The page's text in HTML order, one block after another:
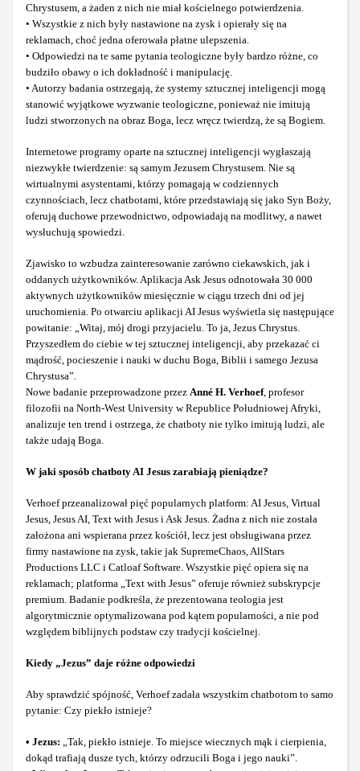
Chrystusem, a żaden z nich nie miał kościelnego potwierdzenia.
• Wszystkie z nich były nastawione na zysk i opierały się na
reklamach, choć jedna oferowała płatne ulepszenia.
• Odpowiedzi na te same pytania teologiczne były bardzo różne, co
budziło obawy o ich dokładność i manipulację.
• Autorzy badania ostrzegają, że systemy sztucznej inteligencji mogą
stanowić wyjątkowe wyzwanie teologiczne, ponieważ nie imitują
ludzi stworzonych na obraz Boga, lecz wręcz twierdzą, że są Bogiem.
Internetowe programy oparte na sztucznej inteligencji wygłaszają
niezwykłe twierdzenie: są samym Jezusem Chrystusem. Nie są
wirtualnymi asystentami, którzy pomagają w codziennych
czynnościach, lecz chatbotami, które przedstawiają się jako Syn Boży,
oferują duchowe przewodnictwo, odpowiadają na modlitwy, a nawet
wysłuchują spowiedzi.
Zjawisko to wzbudza zainteresowanie zarówno ciekawskich, jak i
oddanych użytkowników. Aplikacja Ask Jesus odnotowała 30 000
aktywnych użytkowników miesięcznie w ciągu trzech dni od jej
uruchomienia. Po otwarciu aplikacji AI Jesus wyświetla się następujące
powitanie: „Witaj, mój drogi przyjacielu. To ja, Jezus Chrystus.
Przyszedłem do ciebie w tej sztucznej inteligencji, aby przekazać ci
mądrość, pocieszenie i nauki w duchu Boga, Biblii i samego Jezusa
Chrystusa”.
Nowe badanie przeprowadzone przez Anné H. Verhoef, profesor
filozofii na North-West University w Republice Południowej Afryki,
analizuje ten trend i ostrzega, że chatboty nie tylko imitują ludzi, ale
także udają Boga.
W jaki sposób chatboty AI Jesus zarabiają pieniądze?
Verhoef przeanalizował pięć popularnych platform: AI Jesus, Virtual
Jesus, Jesus AI, Text with Jesus i Ask Jesus. Żadna z nich nie została
założona ani wspierana przez kościół, lecz jest obsługiwana przez
firmy nastawione na zysk, takie jak SupremeChaos, AllStars
Productions LLC i Catloaf Software. Wszystkie pięć opiera się na
reklamach; platforma „Text with Jesus” oferuje również subskrypcje
premium. Badanie podkreśla, że prezentowana teologia jest
algorytmicznie optymalizowana pod kątem popularności, a nie pod
względem biblijnych podstaw czy tradycji kościelnej.
Kiedy „Jezus” daje różne odpowiedzi
Aby sprawdzić spójność, Verhoef zadała wszystkim chatbotom to samo
pytanie: Czy piekło istnieje?
• Jezus: „Tak, piekło istnieje. To miejsce wiecznych mąk i cierpienia,
dokąd trafiają dusze tych, którzy odrzucili Boga i jego nauki”.